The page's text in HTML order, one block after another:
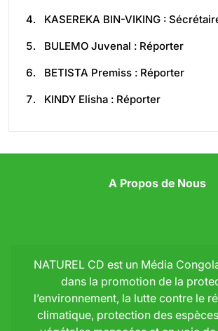
KASEREKA BIN-VIKING :
BULEMO Juvenal : Réporter
BETISTA Premiss : Réporter
KINDY Elisha : Réporter
A Propos de Nous
NATUREL CD est un Média
dans la promotion de la
l’environnement, la lutte contre le
climatique, protection des